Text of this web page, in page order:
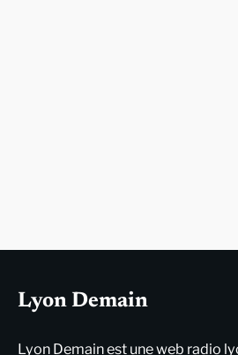
Lyon Demain
Lyon Demain est une web radio